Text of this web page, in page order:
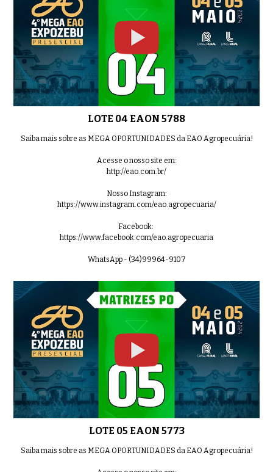
LOTE 04 EAON 5788
Saiba mais sobre as MEGA OPORTUNIDADES da EAO Agropecuária!
Acesse o nosso site em:
http://eao.com.br/
Nosso Instagram:
https://www.instagram.com/eao.agropecuaria/
Facebook:
https://www.facebook.com/eao.agropecuaria
WhatsApp - (34)99964-9107
LOTE 05 EAON 5773
Saiba mais sobre as MEGA OPORTUNIDADES da EAO Agropecuária!